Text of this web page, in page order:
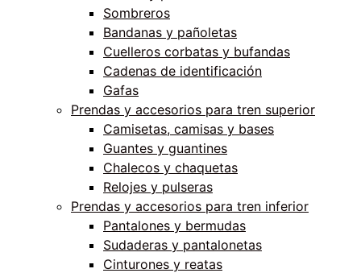
Sombreros
Bandanas y pañoletas
Cuelleros corbatas y bufandas
Cadenas de identificación
Gafas
Prendas y accesorios para tren superior
Camisetas, camisas y bases
Guantes y guantines
Chalecos y chaquetas
Relojes y pulseras
Prendas y accesorios para tren inferior
Pantalones y bermudas
Sudaderas y pantalonetas
Cinturones y reatas